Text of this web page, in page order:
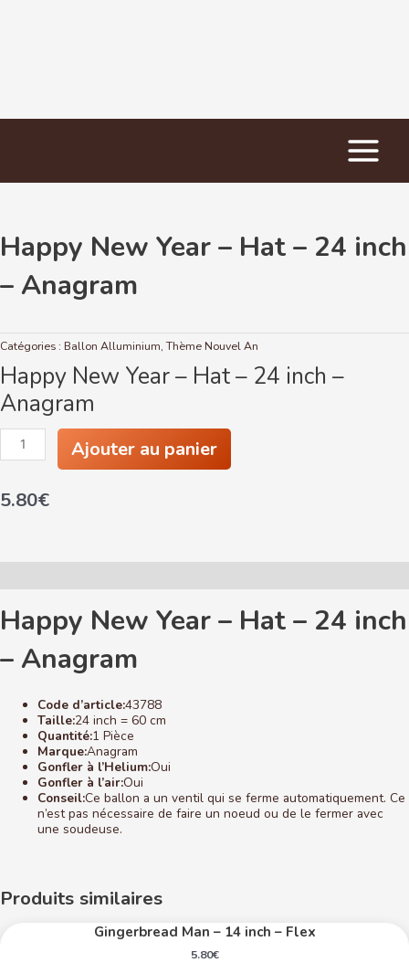
Main
Menu
Happy New Year – Hat – 24 inch
– Anagram
Catégories : Ballon Alluminium,Thème Nouvel An
Happy New Year – Hat – 24 inch –
Anagram
quantité
Happy
Year
24
-
Anagram
Ajouter au panier
5.80€
Happy New Year – Hat – 24 inch
– Anagram
Code d’article:43788
Taille:24 inch = 60 cm
Quantité:1 Pièce
Marque:Anagram
Gonfler à l’Helium:Oui
Gonfler à l’air:Oui
Conseil:Ce ballon a un ventil qui se ferme automatiquement. Ce
n’est pas nécessaire de faire un noeud ou de le fermer avec
une soudeuse.
Produits similaires
Gingerbread Man – 14 inch – Flex
5.80€